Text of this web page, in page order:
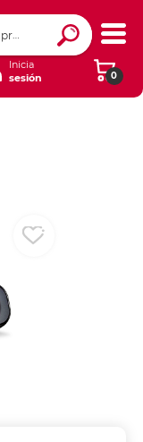
0
Inicia
sesión
Ingresar Codigo